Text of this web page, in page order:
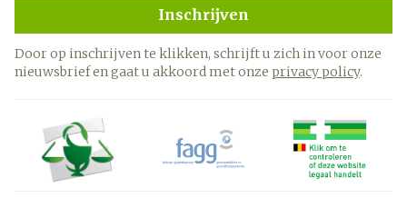
Inschrijven
Door op inschrijven te klikken, schrijft u zich in voor onze
nieuwsbrief en gaat u akkoord met onze privacy policy.